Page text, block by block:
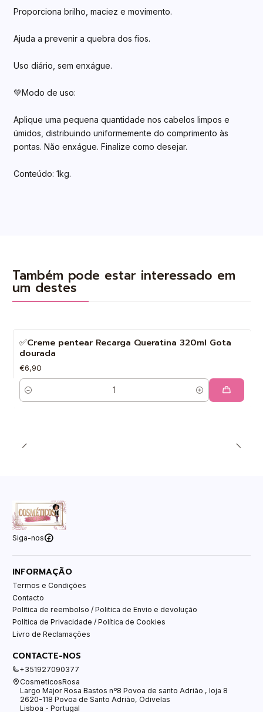
Proporciona brilho, maciez e movimento.
Ajuda a prevenir a quebra dos fios.
Uso diário, sem enxágue.
💚Modo de uso:
Aplique uma pequena quantidade nos cabelos limpos e
úmidos, distribuindo uniformemente do comprimento às
pontas. Não enxágue. Finalize como desejar.
Conteúdo: 1kg.
Também pode estar interessado em
um destes
✅Creme pentear Recarga Queratina 320ml Gota
dourada
€6,90
Quantidade
Siga-nos
INFORMAÇÃO
Termos e Condições
Contacto
Politica de reembolso / Politica de Envio e devolução
Política de Privacidade / Política de Cookies
Livro de Reclamações
CONTACTE-NOS
+351927090377
CosmeticosRosa
Largo Major Rosa Bastos nº8 Povoa de santo Adrião , loja 8
2620-118 Povoa de Santo Adrião, Odivelas
Lisboa - Portugal